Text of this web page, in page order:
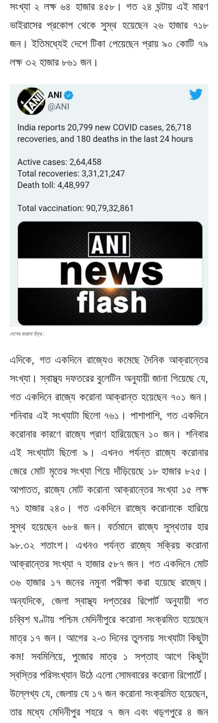
সংখ্যা ২ লক্ষ ৬৪ হাজার ৪৫৮। গত ২৪ ঘন্টায় এই মারণ
ভাইরাসের প্রকোপ থেকে সুস্থ হয়েছেন ২৬ হাজার ৭১৮
জন। ইতিমধ্যেই দেশে টিকা পেয়েছেন প্রায় ৯০ কোটি ৭৯
লক্ষ ৩২ হাজার ৮৬১ জন।
দেশের করোনা চিত্র :
এদিকে, গত একদিনে রাজ্যেও কমেছে দৈনিক আক্রান্তের
সংখ্যা। স্বাস্থ্য দফতরের বুলেটিন অনুযায়ী জানা গিয়েছে যে,
গত একদিনে রাজ্যে করোনা আক্রান্ত হয়েছেন ৭০১ জন।
শনিবার এই সংখ্যাটা ছিলো ৭৬১। পাশাপাশি, গত একদিনে
করোনার কারণে রাজ্যে প্রাণ হারিয়েছেন ১০ জন। শনিবার
এই সংখ্যাটা ছিলো ৯। এখনও পর্যন্ত রাজ্যে করোনার
জেরে মোট মৃতের সংখ্যা গিয়ে দাঁড়িয়েছে ১৮ হাজার ৮২৫।
আপাতত, রাজ্যে মোট করোনা আক্রান্তের সংখ্যা ১৫ লক্ষ
৭১ হাজার ২৪০। গত একদিনে রাজ্যে করোনাকে হারিয়ে
সুস্থ হয়েছেন ৬৮৪ জন। বর্তমানে রাজ্যে সুস্থতার হার
৯৮.৩২ শতাংশ। এখনও পর্যন্ত রাজ্যে সক্রিয় করোনা
আক্রান্তের সংখ্যা ৭ হাজার ৫৮৭ জন। গত একদিনে মোট
৩৬ হাজার ১৭ জনের নমুনা পরীক্ষা করা হয়েছে রাজ্যে।
অন্যদিকে, জেলা স্বাস্থ্য দপ্তরের রিপোর্ট অনুযায়ী গত
চব্বিশ ঘণ্টায় পশ্চিম মেদিনীপুরে করোনা সংক্রমিত হয়েছেন
মাত্র ১৭ জন। আগের ২-৩ দিনের তুলনায় সংখ্যাটা কিছুটা
কম! সবমিলিয়ে, পুজোর মাত্র ১ সপ্তাহ আগে কিছুটা
স্বস্তির পরিসংখ্যান উঠে এলো সোমবারের করোনা রিপোর্টে।
উল্লেখ্য যে, জেলায় যে ১৭ জন করোনা সংক্রমিত হয়েছেন,
তার মধ্যে মেদিনীপুর শহরে ৭ জন এবং খড়্গপুরে ৪ জন